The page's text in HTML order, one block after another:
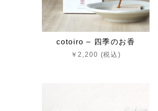
cotoiro – 四季のお香
￥2,200 (税込)